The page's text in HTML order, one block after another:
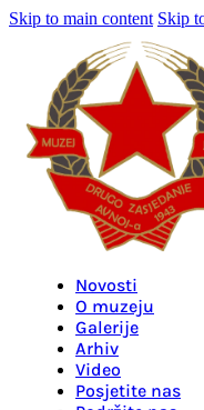
Skip to main content Skip
Novosti
O muzeju
Galerije
Arhiv
Video
Posjetite nas